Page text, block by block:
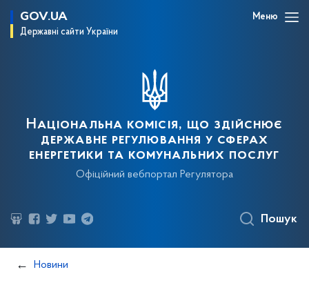
GOV.UA
Державні сайти України
Меню
Національна комісія, що здійснює
державне регулювання у сферах
енергетики та комунальних послуг
Офіційний вебпортал Регулятора
Пошук
Новини